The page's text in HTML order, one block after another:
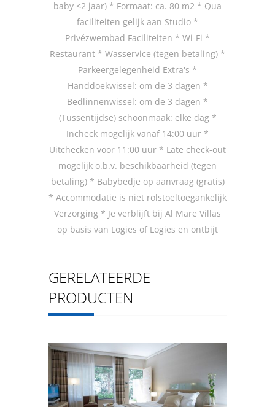
baby <2 jaar) * Formaat: ca. 80 m2 * Qua
faciliteiten gelijk aan Studio *
Privézwembad Faciliteiten * Wi-Fi *
Restaurant * Wasservice (tegen betaling) *
Parkeergelegenheid Extra's *
Handdoekwissel: om de 3 dagen *
Bedlinnenwissel: om de 3 dagen *
(Tussentijdse) schoonmaak: elke dag *
Incheck mogelijk vanaf 14:00 uur *
Uitchecken voor 11:00 uur * Late check-out
mogelijk o.b.v. beschikbaarheid (tegen
betaling) * Babybedje op aanvraag (gratis)
* Accommodatie is niet rolstoeltoegankelijk
Verzorging * Je verblijft bij Al Mare Villas
op basis van Logies of Logies en ontbijt
GERELATEERDE
PRODUCTEN